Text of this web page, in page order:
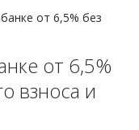
от 6,5% без
от 6,5%
взноса и